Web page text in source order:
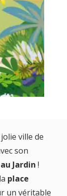
ville de
son
Jardin !
place
un véritable